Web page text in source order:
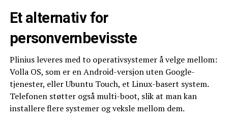
Et alternativ for
personvernbevisste
Plinius leveres med to operativsystemer å velge mellom:
Volla OS, som er en Android-versjon uten Google-
tjenester, eller Ubuntu Touch, et Linux-basert system.
Telefonen støtter også multi-boot, slik at man kan
installere flere systemer og veksle mellom dem.